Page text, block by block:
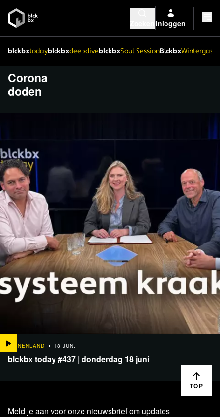
Inloggen
blckbxtodayblckbxdeepdiveblckbxSoul SessionBlckbx
Corona
doden
BINNENLAND 18 JUN.
blckbx today #437 | donderdag 18 juni
TOP
Meld je aan voor onze nieuwsbrief om updates